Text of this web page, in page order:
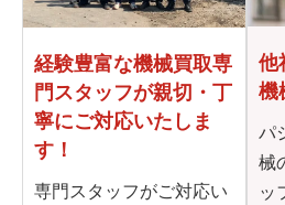
経験豊富な機械買取専
門スタッフが親切・丁
寧にご対応いたしま
す！
専門スタッフがご対応い
他
機
パ
械
ッ